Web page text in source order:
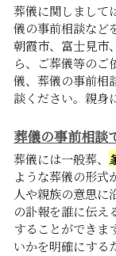
葬儀に関しまして
儀の事前相談など
朝霞市、富士見市
ら、ご葬儀等のご
儀、葬儀の事前相
談ください。親身
葬儀の事前相談
葬儀には一般葬、
ような葬儀の形式
人や親族の意思に
の訃報を誰に伝え
することができま
いかを明確にする